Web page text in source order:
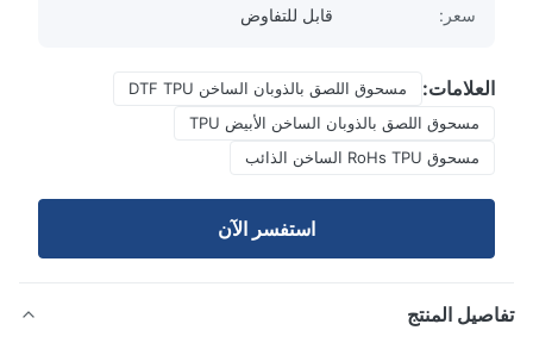
قابل للتفاوض
العلامات:
مسحوق اللصق بالذوبان الساخن DTF TPU
مسحوق اللصق بالذوبان الساخن الأبيض TPU
مسحوق RoHs TPU الساخن الذائب
استفسر الآن
المنتج